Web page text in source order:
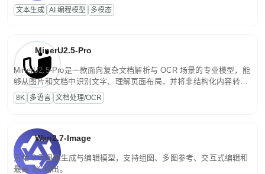
话端到端交付生产级成果。原生视觉理解贯穿规划、执行与验证全流
程，支持超长文档与长视频的深度语义解析。长程任务中自主规划与
文本生成 AI 编程模型 多模态
MinerU2.5-Pro
MinerU2.5-Pro是一款面向复杂文档解析与 OCR 场景的专业模型，能
够从图片和文档中识别文字、理解页面布局，并将非结构化内容转换
为便于存储、检索和二次处理的结构化结果。
8K 多语言 文档处理/OCR
Wan2.7-Image
万相 2.7 图像生成与编辑模型，支持组图、多图参考、交互式编辑和
最高 2K 输出。